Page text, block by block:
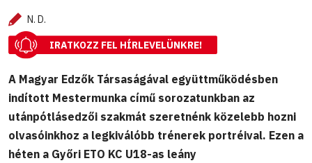
N. D.
IRATKOZZ FEL HÍRLEVELÜNKRE!
A Magyar Edzők Társaságával együttműködésben
indított Mestermunka című sorozatunkban az
utánpótlásedzői szakmát szeretnénk közelebb hozni
olvasóinkhoz a legkiválóbb trénerek portréival. Ezen a
héten a Győri ETO KC U18-as leány